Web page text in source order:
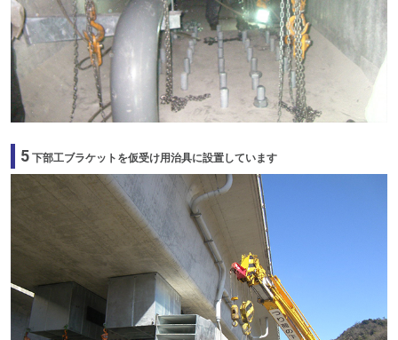
5 下部工ブラケットを仮受け用治具に設置しています